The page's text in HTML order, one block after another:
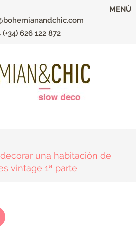
(+34) 626 122 872
MENÚ
una habitación de
vintage 1ª parte